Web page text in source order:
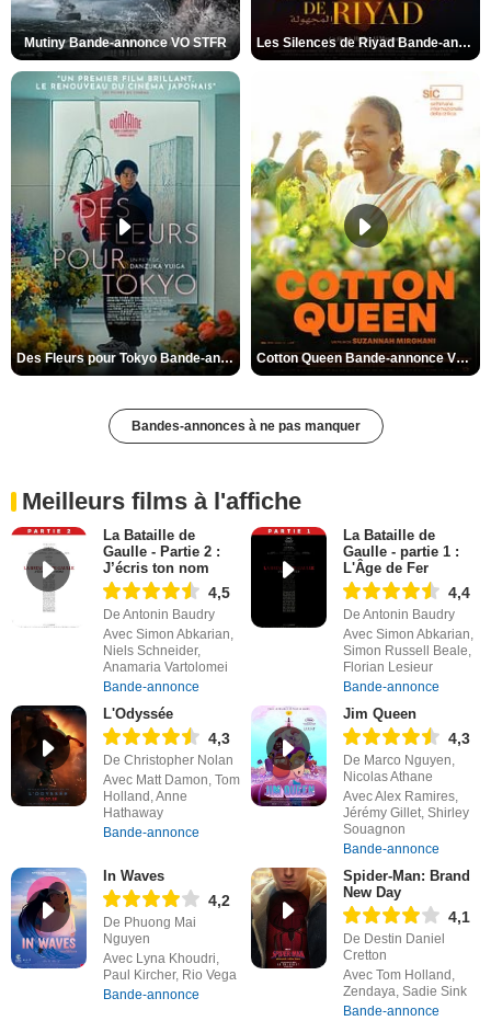
Mutiny Bande-annonce VO STFR Les Silences de Riyad Bande-annonce VO STFR
Des Fleurs pour Tokyo Bande-annonce VO STFR Cotton Queen Bande-annonce VO STFR
Bandes-annonces à ne pas manquer
Meilleurs films à l'affiche
La Bataille de
Gaulle - Partie 2 :
J’écris ton nom
4,5
De Antonin Baudry
Avec Simon Abkarian,
Niels Schneider,
Anamaria Vartolomei
Bande-annonce
La Bataille de
Gaulle - partie 1 :
L'Âge de Fer
4,4
De Antonin Baudry
Avec Simon Abkarian,
Simon Russell Beale,
Florian Lesieur
Bande-annonce
L'Odyssée
4,3
De Christopher Nolan
Avec Matt Damon, Tom
Holland, Anne
Hathaway
Bande-annonce
Jim Queen
4,3
De Marco Nguyen,
Nicolas Athane
Avec Alex Ramires,
Jérémy Gillet, Shirley
Souagnon
Bande-annonce
In Waves
4,2
De Phuong Mai
Nguyen
Avec Lyna Khoudri,
Paul Kircher, Rio Vega
Bande-annonce
Spider-Man: Brand
New Day
4,1
De Destin Daniel
Cretton
Avec Tom Holland,
Zendaya, Sadie Sink
Bande-annonce